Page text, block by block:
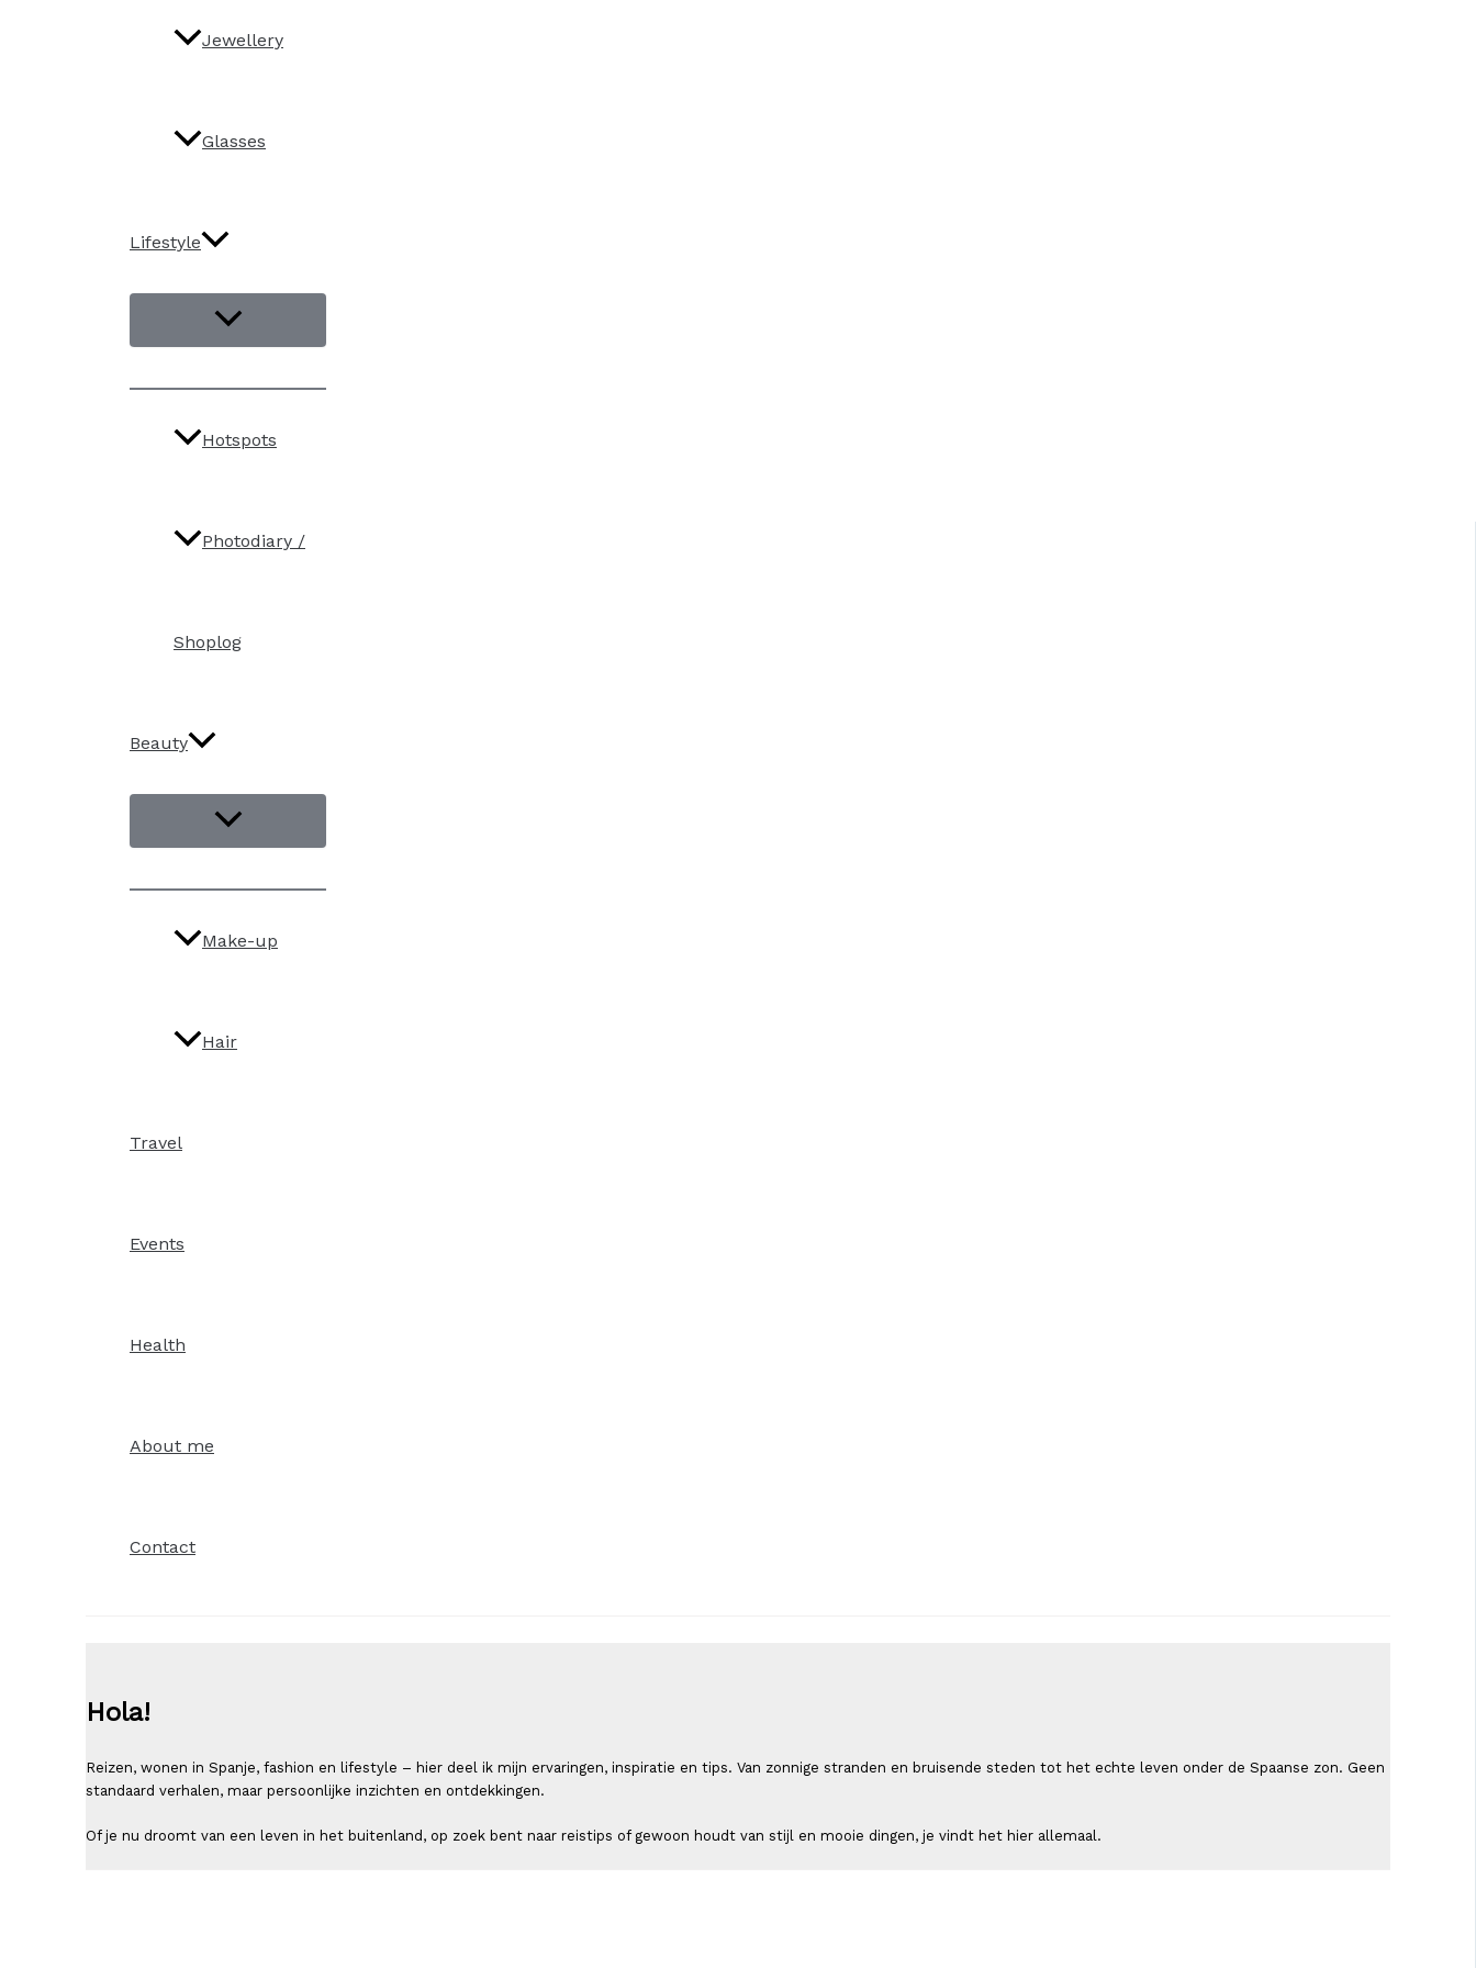
Jewellery
Glasses
Lifestyle
Hotspots
Photodiary /
Shoplog
Beauty
Make-up
Hair
Travel
Events
Health
About me
Contact
Hola!
Reizen, wonen in Spanje, fashion en lifestyle – hier deel ik mijn ervaringen, inspiratie en tips. Van zonnige stranden en bruisende steden tot het echte leven onder de Spaanse zon. Geen
standaard verhalen, maar persoonlijke inzichten en ontdekkingen.
Of je nu droomt van een leven in het buitenland, op zoek bent naar reistips of gewoon houdt van stijl en mooie dingen, je vindt het hier allemaal.